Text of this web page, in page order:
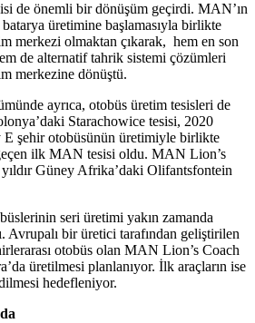
de önemli bir dönüşüm geçirdi. MAN’ın
üretimine başlamasıyla birlikte
merkezi olmaktan çıkarak, hem en son
de alternatif tahrik sistemi çözümleri
merkezine dönüştü.
ayrıca, otobüs üretim tesisleri de
Starachowice tesisi, 2020
E şehir otobüsünün üretimiyle birlikte
ilk MAN tesisi oldu. MAN Lion’s
Güney Afrika’daki Olifantsfontein
seri üretimi yakın zamanda
Avrupalı bir üretici tarafından geliştirilen
otobüs olan MAN Lion’s Coach
üretilmesi planlanıyor. İlk araçların ise
hedefleniyor.